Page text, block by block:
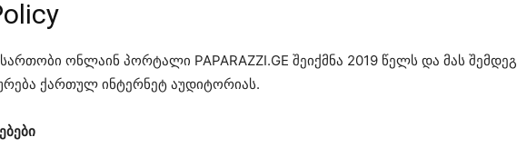
ონლაინ პორტალი PAPARAZZI.GE შეიქმნა 2019 წელს და მას შემდეგ
ქართულ ინტერნეტ აუდიტორიას.